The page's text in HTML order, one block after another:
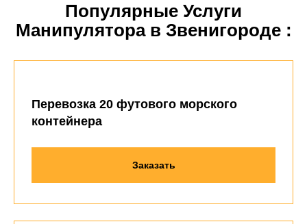
Популярные Услуги
Манипулятора в Звенигороде :
Перевозка 20 футового морского
контейнера
Заказать